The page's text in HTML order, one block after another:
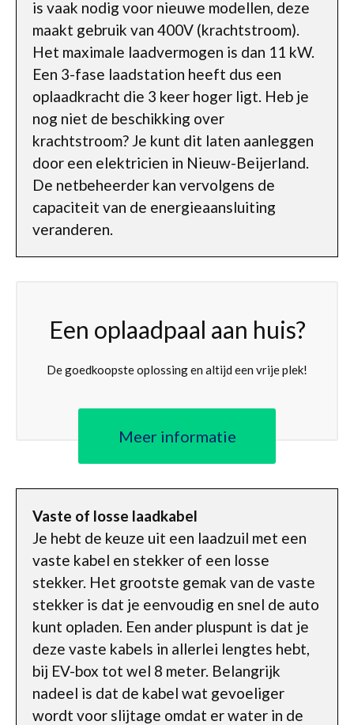
is vaak nodig voor nieuwe modellen, deze
maakt gebruik van 400V (krachtstroom).
Het maximale laadvermogen is dan 11 kW.
Een 3-fase laadstation heeft dus een
oplaadkracht die 3 keer hoger ligt. Heb je
nog niet de beschikking over
krachtstroom? Je kunt dit laten aanleggen
door een elektricien in Nieuw-Beijerland.
De netbeheerder kan vervolgens de
capaciteit van de energieaansluiting
veranderen.
Een oplaadpaal aan huis?
De goedkoopste oplossing en altijd een vrije plek!
Meer informatie
Vaste of losse laadkabel
Je hebt de keuze uit een laadzuil met een
vaste kabel en stekker of een losse
stekker. Het grootste gemak van de vaste
stekker is dat je eenvoudig en snel de auto
kunt opladen. Een ander pluspunt is dat je
deze vaste kabels in allerlei lengtes hebt,
bij EV-box tot wel 8 meter. Belangrijk
nadeel is dat de kabel wat gevoeliger
wordt voor slijtage omdat er water in de